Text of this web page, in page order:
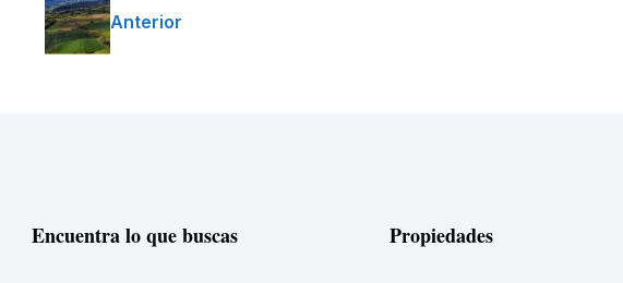
Anterior
Encuentra lo que buscas Propiedades